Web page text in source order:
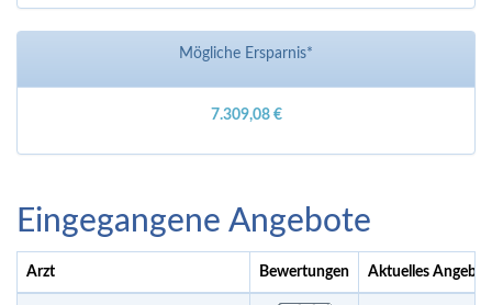
Mögliche Ersparnis*
7.309,08 €
Eingegangene Angebote
Arzt Bewertungen Aktuelles Angebot